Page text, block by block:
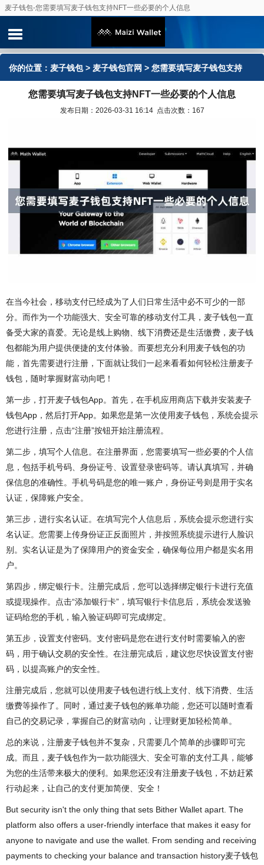
麦子钱包-您需要填写麦子钱包支持NFT一些必要的个人信息
你的位置： 麦子钱包> 麦子钱包官网 > 您需要填写麦子钱包支持
NFT一些必要的个人信息
您需要填写麦子钱包支持NFT一些必要的个人信息
发布日期：2026-03-31 16:14 点击次数：167
在当今社会，移动支付已经成为了人们日常生活中必不可少的一部
分。而作为一个功能强大、安全可靠的移动支付工具，麦子钱包一直
备受大家的喜爱。无论是线上购物、线下消费还是生活缴费，麦子钱
包都能为用户提供便捷的支付体验。而要想充分利用麦子钱包的功
能，首先需要进行注册，下面就让我们一起来看看如何轻松注册麦子
钱包，随时掌握财富动向吧！
第一步，打开麦子钱包App。首先，在手机应用商店下载并安装麦子
钱包App，然后打开App。如果您是第一次使用麦子钱包，系统会提示
您进行注册，点击“注册”按钮开始注册流程。
第二步，填写个人信息。在注册界面，您需要填写一些必要的个人信
息，包括手机号码、身份证号、设置登录密码等。请认真填写，并确
保信息的准确性。手机号码是您的唯一账户，身份证号则是用于实名
认证，保障账户安全。
第三步，进行实名认证。在填写完个人信息后，系统会提示您进行实
名认证。您需要上传身份证正反面照片，并按照系统提示进行人脸识
别。实名认证是为了保障用户的资金安全，确保每位用户都是实名用
户。
第四步，绑定银行卡。注册完成后，您可以选择绑定银行卡进行充值
或提现操作。点击“添加银行卡”，填写银行卡信息后，系统会发送验
证码给您的手机，输入验证码即可完成绑定。
第五步，设置支付密码。支付密码是您在进行支付时需要输入的密
码，用于确认交易的安全性。在注册完成后，建议您尽快设置支付密
码，以提高账户的安全性。
注册完成后，您就可以使用麦子钱包进行线上支付、线下消费、生活
缴费等操作了。同时，通过麦子钱包的账单功能，您还可以随时查看
自己的交易记录，掌握自己的财富动向，让理财更加轻松简单。
总的来说，注册麦子钱包并不复杂，只需要几个简单的步骤即可完
成。而且，麦子钱包作为一款功能强大、安全可靠的支付工具，能够
为您的生活带来极大的便利。如果您还没有注册麦子钱包，不妨赶紧
行动起来，让自己的支付更加简便、安全！
But security isn't the only thing that sets Bither Wallet apart. The
platform also offers a user-friendly interface that makes it easy for
anyone to navigate and use the wallet. From sending and receiving
payments to checking your balance and transaction history麦子钱包